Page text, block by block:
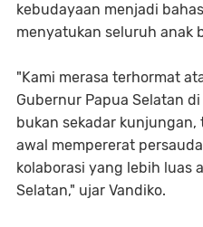
kebudayaan menjadi
menyatukan seluruh anak
"Kami merasa terhormat
Gubernur Papua Selatan
bukan sekadar
awal mempererat
kolaborasi yang lebih luas
Selatan," ujar Vandiko.